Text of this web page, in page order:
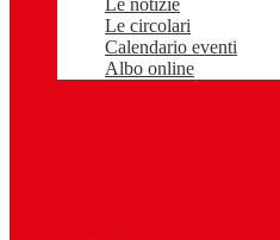
Le notizie
Le circolari
Calendario eventi
Albo online